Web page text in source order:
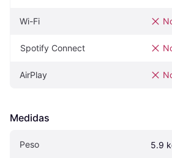
Wi-Fi
Spotify Connect
AirPlay
Medidas
Peso 5.9